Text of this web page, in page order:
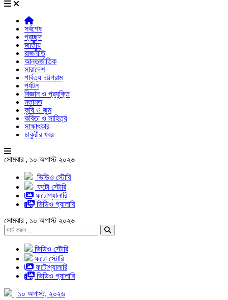
সর্বশেষ
প্রচ্ছদ
জাতীয়
রাজনীতি
আন্তর্জাতিক
সারাদেশ
পার্বত্য চট্টগ্রাম
পর্যটন
বিজ্ঞান ও প্রযুক্তি
মতামত
কৃষি ও জুম
কবিতা ও সাহিত্য
সাক্ষাৎকার
চাকুরীর খবর
সোমবার , ১০ অগাস্ট ২০২৬
ভিডিও স্টোরি
ফটো স্টোরি
ফটোগ্যালারি
ভিডিও গ্যালারি
সোমবার , ১০ অগাস্ট ২০২৬
ভিডিও স্টোরি
ফটো স্টোরি
ফটোগ্যালারি
ভিডিও গ্যালারি
| ১০ অগাস্ট, ২০২৬